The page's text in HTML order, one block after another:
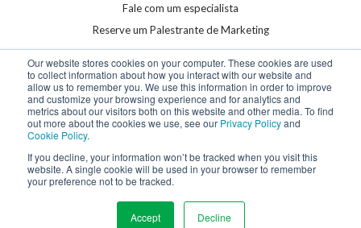
Our website stores cookies on your computer. These cookies are used
to collect information about how you interact with our website and
allow us to remember you. We use this information in order to improve
and customize your browsing experience and for analytics and
metrics about our visitors both on this website and other media. To find
out more about the cookies we use, see our Privacy Policyand
Cookie Policy.
If you decline, your information won’t be tracked when you visit this
website. A single cookie will be used in your browser to remember
your preference not to be tracked.
Accept Decline
Fale com um especialista
Reserve um Palestrante de Marketing
©2026WSI. Todos os direitos reservados. WSI é uma
marca registrada.